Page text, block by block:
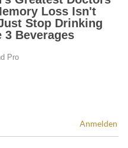
Anmelden